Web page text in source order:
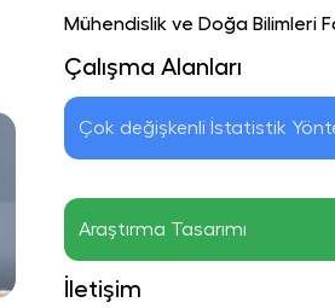
Mühendislik ve Doğa Bilimleri
Çalışma Alanları
Çok değişkenli İstatistik
Araştırma Tasarımı
İletişim